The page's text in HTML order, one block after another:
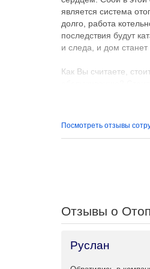
является система
долго, работа
последствия будут
и следа, и дом
Как Вы считаете,
отоплению,
и отличается
обращении, поэтому
Посмотреть отзывы
Отзывы о
Руслан